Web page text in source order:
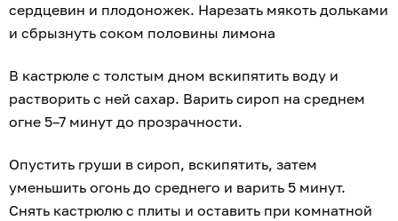
сердцевин и плодоножек. Нарезать мякоть дольками
и сбрызнуть соком половины лимона
В кастрюле с толстым дном вскипятить воду и
растворить с ней сахар. Варить сироп на среднем
огне 5–7 минут до прозрачности.
Опустить груши в сироп, вскипятить, затем
уменьшить огонь до среднего и варить 5 минут.
Снять кастрюлю с плиты и оставить при комнатной